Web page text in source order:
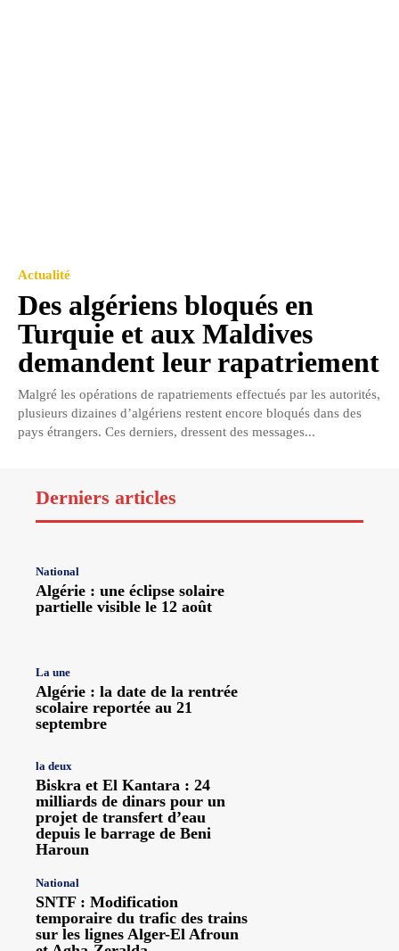
Actualité
Des algériens bloqués en
Turquie et aux Maldives
demandent leur rapatriement
Malgré les opérations de rapatriements effectués par les autorités,
plusieurs dizaines d’algériens restent encore bloqués dans des
pays étrangers. Ces derniers, dressent des messages...
Derniers articles
National
Algérie : une éclipse solaire
partielle visible le 12 août
La une
Algérie : la date de la rentrée
scolaire reportée au 21
septembre
la deux
Biskra et El Kantara : 24
milliards de dinars pour un
projet de transfert d’eau
depuis le barrage de Beni
Haroun
National
SNTF : Modification
temporaire du trafic des trains
sur les lignes Alger-El Afroun